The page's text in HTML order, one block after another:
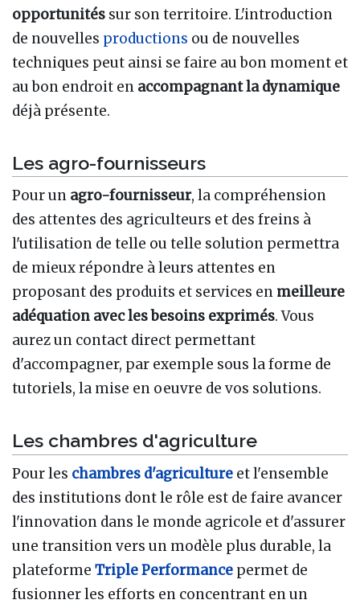
opportunités sur son territoire. L'introduction
de nouvelles productions ou de nouvelles
techniques peut ainsi se faire au bon moment et
au bon endroit en accompagnant la dynamique
déjà présente.
Les agro-fournisseurs
Pour un agro-fournisseur, la compréhension
des attentes des agriculteurs et des freins à
l'utilisation de telle ou telle solution permettra
de mieux répondre à leurs attentes en
proposant des produits et services en meilleure
adéquation avec les besoins exprimés. Vous
aurez un contact direct permettant
d'accompagner, par exemple sous la forme de
tutoriels, la mise en oeuvre de vos solutions.
Les chambres d'agriculture
Pour les chambres d'agriculture et l'ensemble
des institutions dont le rôle est de faire avancer
l'innovation dans le monde agricole et d'assurer
une transition vers un modèle plus durable, la
plateforme Triple Performance permet de
fusionner les efforts en concentrant en un